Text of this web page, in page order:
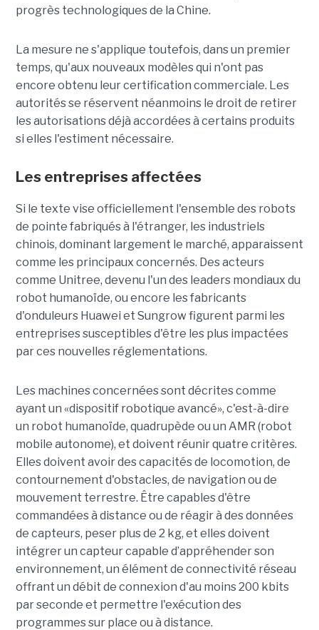
progrès technologiques de la Chine.
La mesure ne s'applique toutefois, dans un premier
temps, qu'aux nouveaux modèles qui n'ont pas
encore obtenu leur certification commerciale. Les
autorités se réservent néanmoins le droit de retirer
les autorisations déjà accordées à certains produits
si elles l'estiment nécessaire.
Les entreprises affectées
Si le texte vise officiellement l'ensemble des robots
de pointe fabriqués à l'étranger, les industriels
chinois, dominant largement le marché, apparaissent
comme les principaux concernés. Des acteurs
comme Unitree, devenu l'un des leaders mondiaux du
robot humanoïde, ou encore les fabricants
d'onduleurs Huawei et Sungrow figurent parmi les
entreprises susceptibles d'être les plus impactées
par ces nouvelles réglementations.
Les machines concernées sont décrites comme
ayant un «dispositif robotique avancé», c'est-à-dire
un robot humanoïde, quadrupède ou un AMR (robot
mobile autonome), et doivent réunir quatre critères.
Elles doivent avoir des capacités de locomotion, de
contournement d'obstacles, de navigation ou de
mouvement terrestre. Être capables d'être
commandées à distance ou de réagir à des données
de capteurs, peser plus de 2 kg, et elles doivent
intégrer un capteur capable d’appréhender son
environnement, un élément de connectivité réseau
offrant un débit de connexion d'au moins 200 kbits
par seconde et permettre l'exécution des
programmes sur place ou à distance.